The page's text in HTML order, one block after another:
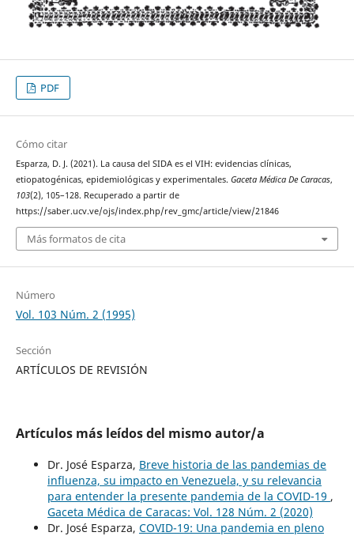
PDF
Cómo citar
Esparza, D. J. (2021). La causa del SIDA es el VIH: evidencias clínicas,
etiopatogénicas, epidemiológicas y experimentales. Gaceta Médica De Caracas,
103(2), 105–128. Recuperado a partir de
https://saber.ucv.ve/ojs/index.php/rev_gmc/article/view/21846
Más formatos de cita
Número
Vol. 103 Núm. 2 (1995)
Sección
ARTÍCULOS DE REVISIÓN
Artículos más leídos del mismo autor/a
Dr. José Esparza, Breve historia de las pandemias de
influenza, su impacto en Venezuela, y su relevancia
para entender la presente pandemia de la COVID-19 ,
Gaceta Médica de Caracas: Vol. 128 Núm. 2 (2020)
Dr. José Esparza, COVID-19: Una pandemia en pleno